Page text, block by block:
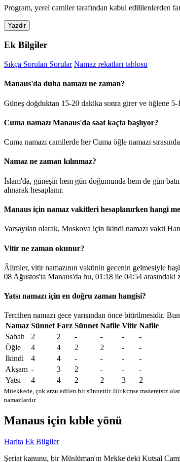
Program, yerel camiler tarafından kabul edililenlerden
Yazdir
Ek Bilgiler
Sıkça Sorulan Sorular Namaz rekatları tablosu
Manaus'da duha namazı ne zaman?
Güneş doğduktan 15-20 dakika sonra girer ve öğlene
Cuma namazı Manaus'da saat kaçta başlıyor?
Cuma namazı camilerde her Cuma öğle namazı
Namaz ne zaman kılınmaz?
İslam'da, güneşin hem gün doğumunda hem de gün
alınarak hesaplanır.
Manaus için namaz vakitleri hesaplanırken hangi
Varsayılan olarak, Moskova için ikindi namazı vakti
Vitir ne zaman okunur?
Âlimler, vitir namazının vaktinin gecenin gelmesiyle
08 Ağustos'ta Manaus'da bu, 01:18 ile 04:54 arasındaki
Yatsı namazı için en doğru zaman hangisi?
Tercihen namazı gece yarısından önce bitirilmesidir.
Namaz Sünnet Farz Sünnet Nafile Vitir Nafile
Sabah
2 2 - - -
-
Öğle
4 4 2 2 -
-
Ikindi
4 4 - - -
-
Akşam - 3 2 - -
-
Yatsı
4 4 2 2 3 2
Müekkede, çok arzu edilen bir sünnettir. Bir kimse mazeretsiz
namazlardır.
Manaus için kıble yönü
Harita Ek Bilgiler
Şeriat kanunu, bir Müslüman'ın Mekke'deki Kutsal